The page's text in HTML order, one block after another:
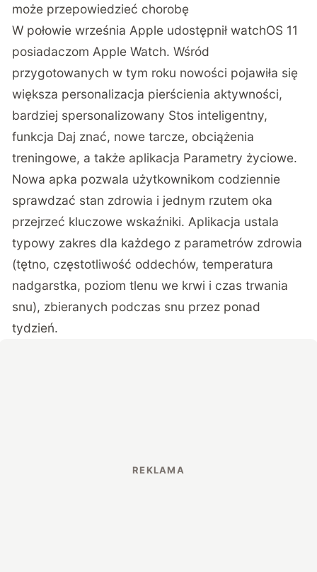
może przepowiedzieć chorobę
W połowie września Apple udostępnił watchOS 11
posiadaczom Apple Watch. Wśród
przygotowanych w tym roku nowości pojawiła się
większa personalizacja pierścienia aktywności,
bardziej spersonalizowany Stos inteligentny,
funkcja Daj znać, nowe tarcze, obciążenia
treningowe, a także aplikacja Parametry życiowe.
Nowa apka pozwala użytkownikom codziennie
sprawdzać stan zdrowia i jednym rzutem oka
przejrzeć kluczowe wskaźniki. Aplikacja ustala
typowy zakres dla każdego z parametrów zdrowia
(tętno, częstotliwość oddechów, temperatura
nadgarstka, poziom tlenu we krwi i czas trwania
snu), zbieranych podczas snu przez ponad
tydzień.